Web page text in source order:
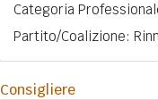
Categoria
Partito/Coalizione:
Consigliere